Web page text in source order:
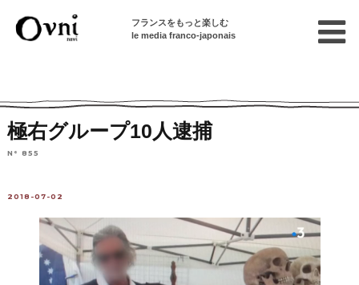
フランスをもっと楽しむ
le media franco-japonais
極右グループ10人逮捕
N° 855
2018-07-02